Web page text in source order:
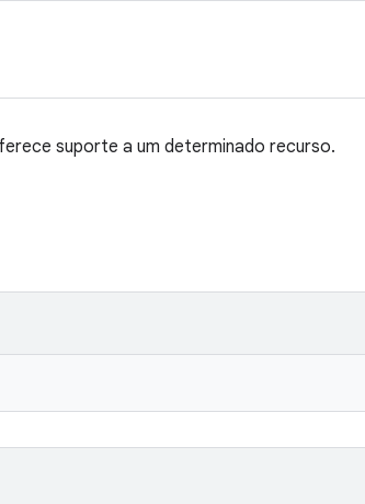
suporte a um determinado recurso.